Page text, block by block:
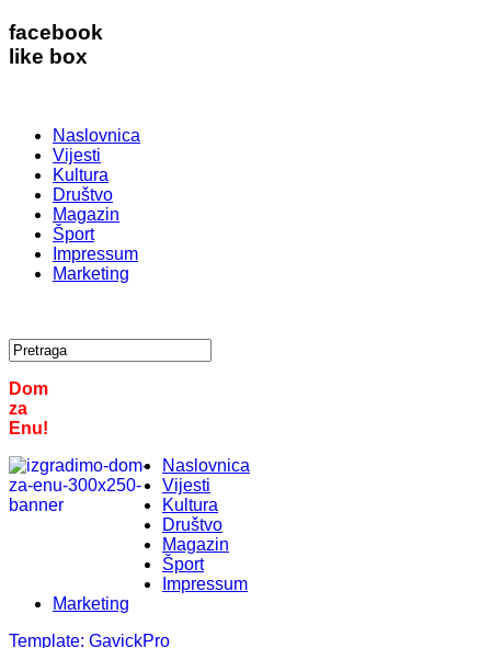
facebook
like box
Naslovnica
Vijesti
Kultura
Društvo
Magazin
Šport
Impressum
Marketing
Dom
za
Enu!
Naslovnica
Vijesti
Kultura
Društvo
Magazin
Šport
Impressum
Marketing
Template: GavickPro